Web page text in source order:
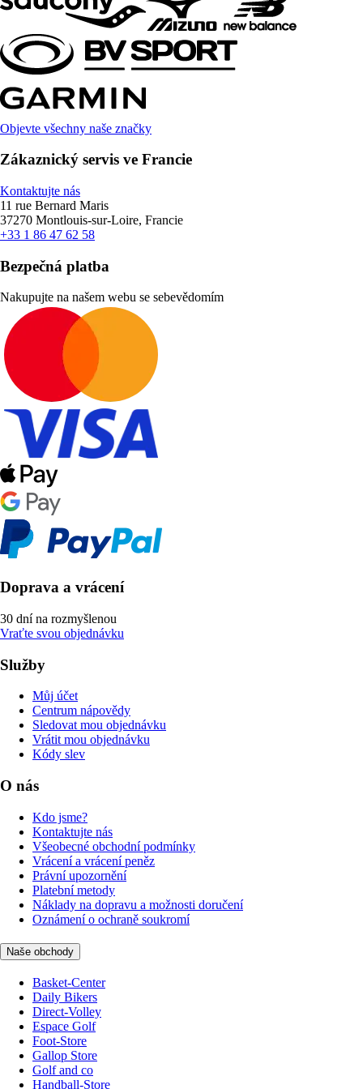
Objevte všechny naše značky
Zákaznický servis ve Francie
Kontaktujte nás
11 rue Bernard Maris
37270 Montlouis-sur-Loire, Francie
+33 1 86 47 62 58
Bezpečná platba
Nakupujte na našem webu se sebevědomím
Doprava a vrácení
30 dní na rozmyšlenou
Vraťte svou objednávku
Služby
Můj účet
Centrum nápovědy
Sledovat mou objednávku
Vrátit mou objednávku
Kódy slev
O nás
Kdo jsme?
Kontaktujte nás
Všeobecné obchodní podmínky
Vrácení a vrácení peněz
Právní upozornění
Platební metody
Náklady na dopravu a možnosti doručení
Oznámení o ochraně soukromí
Naše obchody
Basket-Center
Daily Bikers
Direct-Volley
Espace Golf
Foot-Store
Gallop Store
Golf and co
Handball-Store